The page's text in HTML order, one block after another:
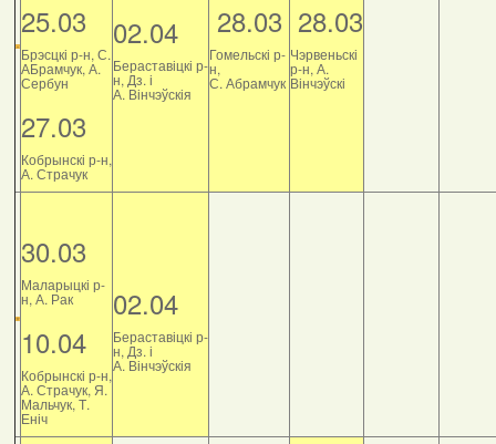
25.03
Брэсцкі р-н, С.
АБрамчук, А.
Сербун
27.03
Кобрынскі р-н,
А. Страчук
02.04
Бераставіцкі р-
н, Дз. і
А. Вінчэўскія
28.03
Гомельскі р-
н,
С. Абрамчук
28.03
Чэрвеньскі
р-н, А.
Вінчэўскі
30.03
Маларыцкі р-
н, А. Рак
10.04
Кобрынскі р-н,
А. Страчук, Я.
Мальчук, Т.
Еніч
02.04
Бераставіцкі р-
н, Дз. і
А. Вінчэўскія